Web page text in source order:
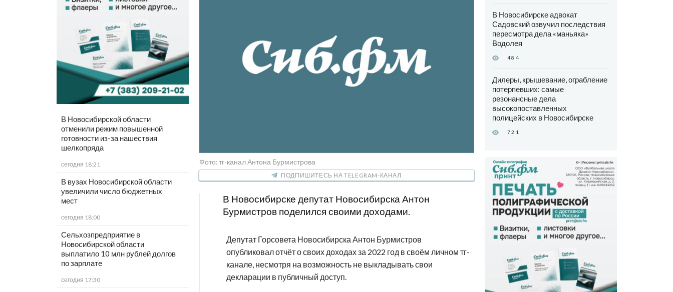
В Новосибирской области
отменили режим повышенной
готовности из-за нашествия
шелкопряда
сегодня 18:21
В вузах Новосибирской области
увеличили число бюджетных
мест
сегодня 18:00
Сельхозпредприятие в
Новосибирской области
выплатило 10 млн рублей долгов
по зарплате
сегодня 17:30
Фото: тг-канал Антона Бурмистрова
ПОДПИШИТЕСЬ НА TELEGRAM-КАНАЛ
В Новосибирске депутат Новосибирска Антон
Бурмистров поделился своими доходами.
Депутат Горсовета Новосибирска Антон Бурмистров
опубликовал отчёт о своих доходах за 2022 год в своём личном тг-
канале, несмотря на возможность не выкладывать свои
декларации в публичный доступ.
В Новосибирске адвокат
Садовский озвучил последствия
пересмотра дела «маньяка»
Водолея
484
Дилеры, крышевание, ограбление
потерпевших: самые
резонансные дела
высокопоставленных
полицейских в Новосибирске
721